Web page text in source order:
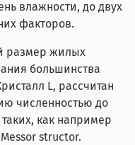
влажности, до двух
факторов.
размер жилых
большинства
L, рассчитан
численностью до
как например
structor.